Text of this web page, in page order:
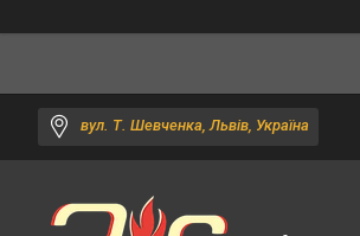
вул. Т. Шевченка, Львів, Україна